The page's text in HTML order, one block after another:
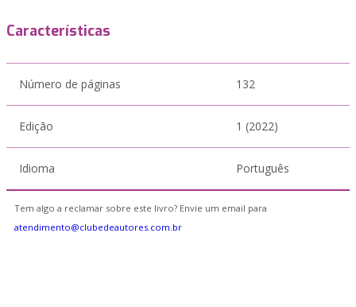
Características
Número de páginas 132
Edição 1 (2022)
Idioma Português
Tem algo a reclamar sobre este livro? Envie um email para
atendimento@clubedeautores.com.br